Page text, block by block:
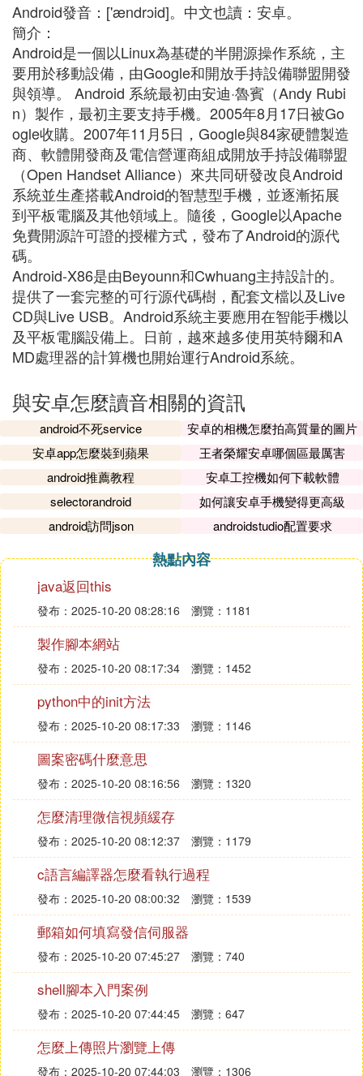
Android發音：['ændrɔid]。中文也讀：安卓。
簡介：
Android是一個以Linux為基礎的半開源操作系統，主
要用於移動設備，由Google和開放手持設備聯盟開發
與領導。 Android 系統最初由安迪·魯賓（Andy Rubi
n）製作，最初主要支持手機。2005年8月17日被Go
ogle收購。2007年11月5日，Google與84家硬體製造
商、軟體開發商及電信營運商組成開放手持設備聯盟
（Open Handset Alliance）來共同研發改良Android
系統並生產搭載Android的智慧型手機，並逐漸拓展
到平板電腦及其他領域上。隨後，Google以Apache
免費開源許可證的授權方式，發布了Android的源代
碼。
Android-X86是由Beyounn和Cwhuang主持設計的。
提供了一套完整的可行源代碼樹，配套文檔以及Live
CD與Live USB。Android系統主要應用在智能手機以
及平板電腦設備上。日前，越來越多使用英特爾和A
MD處理器的計算機也開始運行Android系統。
與安卓怎麼讀音相關的資訊
android不死service
安卓的相機怎麼拍高質量的圖片
安卓app怎麼裝到蘋果
王者榮耀安卓哪個區最厲害
android推薦教程
安卓工控機如何下載軟體
selectorandroid
如何讓安卓手機變得更高級
android訪問json
androidstudio配置要求
熱點內容
java返回this
發布：2025-10-20 08:28:16 瀏覽：1181
製作腳本網站
發布：2025-10-20 08:17:34 瀏覽：1452
python中的init方法
發布：2025-10-20 08:17:33 瀏覽：1146
圖案密碼什麼意思
發布：2025-10-20 08:16:56 瀏覽：1320
怎麼清理微信視頻緩存
發布：2025-10-20 08:12:37 瀏覽：1179
c語言編譯器怎麼看執行過程
發布：2025-10-20 08:00:32 瀏覽：1539
郵箱如何填寫發信伺服器
發布：2025-10-20 07:45:27 瀏覽：740
shell腳本入門案例
發布：2025-10-20 07:44:45 瀏覽：647
怎麼上傳照片瀏覽上傳
發布：2025-10-20 07:44:03 瀏覽：1306